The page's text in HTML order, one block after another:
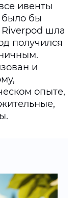
ивенты
было бы
Riverpod шла
получился
и
опыте,